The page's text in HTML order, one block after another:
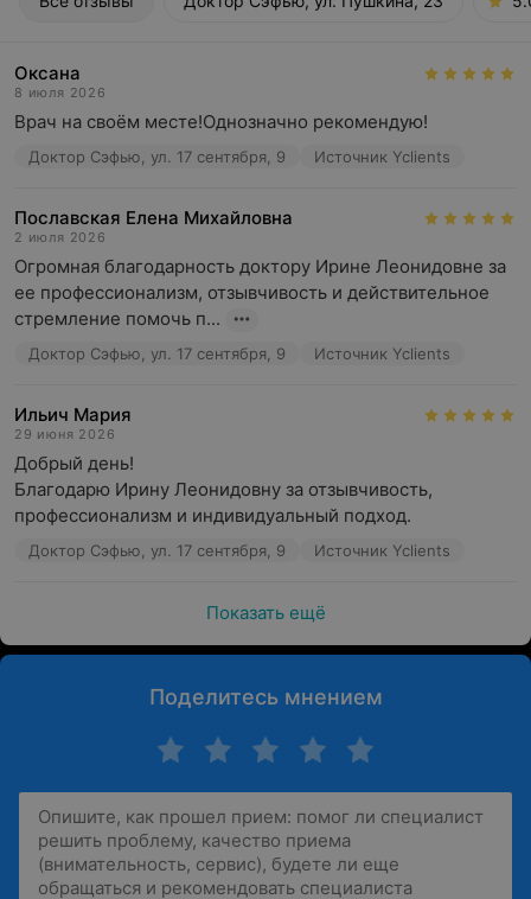
Оксана
8 июля 2026
Врач на своём месте!Однозначно рекомендую!
Доктор Сэфью, ул. 17 сентября, 9 Источник Yclients
Пославская Елена Михайловна
2 июля 2026
Огромная благодарность доктору Ирине Леонидовне за
ее профессионализм, отзывчивость и действительное
стремление помочь п...
Доктор Сэфью, ул. 17 сентября, 9 Источник Yclients
Ильич Мария
29 июня 2026
Добрый день!
Благодарю Ирину Леонидовну за отзывчивость,
профессионализм и индивидуальный подход.
Доктор Сэфью, ул. 17 сентября, 9 Источник Yclients
Показать ещё
Поделитесь мнением